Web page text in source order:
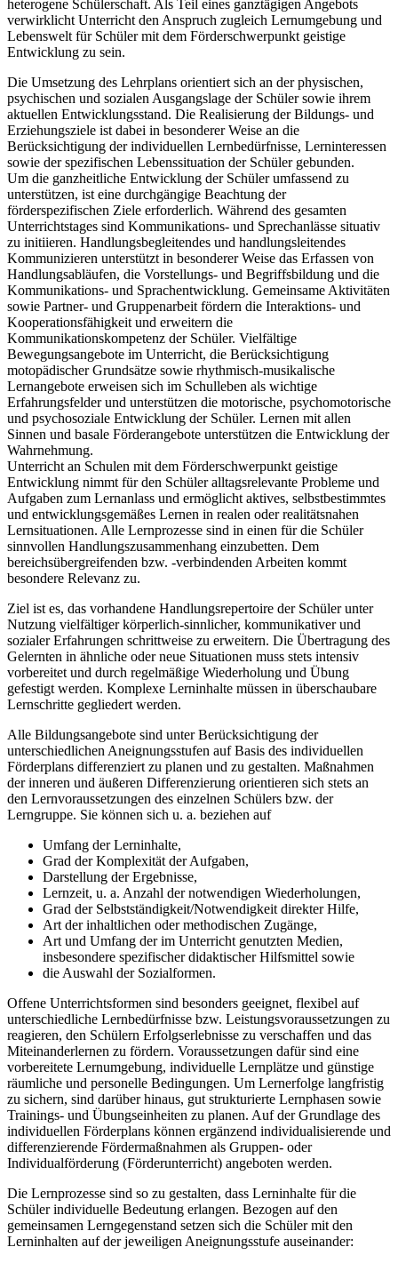
heterogene Schülerschaft. Als Teil eines ganztägigen Angebots
verwirklicht Unterricht den Anspruch zugleich Lernumgebung und
Lebenswelt für Schüler mit dem Förderschwerpunkt geistige
Entwicklung zu sein.
Die Umsetzung des Lehrplans orientiert sich an der physischen,
psychischen und sozialen Ausgangslage der Schüler sowie ihrem
aktuellen Entwicklungsstand. Die Realisierung der Bildungs- und
Erziehungsziele ist dabei in besonderer Weise an die
Berücksichtigung der individuellen Lernbedürfnisse, Lerninteressen
sowie der spezifischen Lebenssituation der Schüler gebunden.
Um die ganzheitliche Entwicklung der Schüler umfassend zu
unterstützen, ist eine durchgängige Beachtung der
förderspezifischen Ziele erforderlich. Während des gesamten
Unterrichtstages sind Kommunikations- und Sprechanlässe situativ
zu initiieren. Handlungsbegleitendes und handlungsleitendes
Kommunizieren unterstützt in besonderer Weise das Erfassen von
Handlungsabläufen, die Vorstellungs- und Begriffsbildung und die
Kommunikations- und Sprachentwicklung. Gemeinsame Aktivitäten
sowie Partner- und Gruppenarbeit fördern die Interaktions- und
Kooperationsfähigkeit und erweitern die
Kommunikationskompetenz der Schüler. Vielfältige
Bewegungsangebote im Unterricht, die Berücksichtigung
motopädischer Grundsätze sowie rhythmisch-musikalische
Lernangebote erweisen sich im Schulleben als wichtige
Erfahrungsfelder und unterstützen die motorische, psychomotorische
und psychosoziale Entwicklung der Schüler. Lernen mit allen
Sinnen und basale Förderangebote unterstützen die Entwicklung der
Wahrnehmung.
Unterricht an Schulen mit dem Förderschwerpunkt geistige
Entwicklung nimmt für den Schüler alltagsrelevante Probleme und
Aufgaben zum Lernanlass und ermöglicht aktives, selbstbestimmtes
und entwicklungsgemäßes Lernen in realen oder realitätsnahen
Lernsituationen. Alle Lernprozesse sind in einen für die Schüler
sinnvollen Handlungszusammenhang einzubetten. Dem
bereichsübergreifenden bzw. -verbindenden Arbeiten kommt
besondere Relevanz zu.
Ziel ist es, das vorhandene Handlungsrepertoire der Schüler unter
Nutzung vielfältiger körperlich-sinnlicher, kommunikativer und
sozialer Erfahrungen schrittweise zu erweitern. Die Übertragung des
Gelernten in ähnliche oder neue Situationen muss stets intensiv
vorbereitet und durch regelmäßige Wiederholung und Übung
gefestigt werden. Komplexe Lerninhalte müssen in überschaubare
Lernschritte gegliedert werden.
Alle Bildungsangebote sind unter Berücksichtigung der
unterschiedlichen Aneignungsstufen auf Basis des individuellen
Förderplans differenziert zu planen und zu gestalten. Maßnahmen
der inneren und äußeren Differenzierung orientieren sich stets an
den Lernvoraussetzungen des einzelnen Schülers bzw. der
Lerngruppe. Sie können sich u. a. beziehen auf
Umfang der Lerninhalte,
Grad der Komplexität der Aufgaben,
Darstellung der Ergebnisse,
Lernzeit, u. a. Anzahl der notwendigen Wiederholungen,
Grad der Selbstständigkeit/Notwendigkeit direkter Hilfe,
Art der inhaltlichen oder methodischen Zugänge,
Art und Umfang der im Unterricht genutzten Medien,
insbesondere spezifischer didaktischer Hilfsmittel sowie
die Auswahl der Sozialformen.
Offene Unterrichtsformen sind besonders geeignet, flexibel auf
unterschiedliche Lernbedürfnisse bzw. Leistungsvoraussetzungen zu
reagieren, den Schülern Erfolgserlebnisse zu verschaffen und das
Miteinanderlernen zu fördern. Voraussetzungen dafür sind eine
vorbereitete Lernumgebung, individuelle Lernplätze und günstige
räumliche und personelle Bedingungen. Um Lernerfolge langfristig
zu sichern, sind darüber hinaus, gut strukturierte Lernphasen sowie
Trainings- und Übungseinheiten zu planen. Auf der Grundlage des
individuellen Förderplans können ergänzend individualisierende und
differenzierende Fördermaßnahmen als Gruppen- oder
Individualförderung (Förderunterricht) angeboten werden.
Die Lernprozesse sind so zu gestalten, dass Lerninhalte für die
Schüler individuelle Bedeutung erlangen. Bezogen auf den
gemeinsamen Lerngegenstand setzen sich die Schüler mit den
Lerninhalten auf der jeweiligen Aneignungsstufe auseinander: